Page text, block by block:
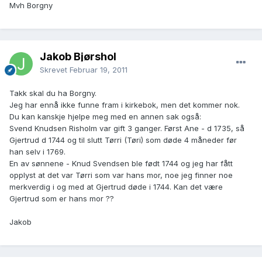
Mvh Borgny
Jakob Bjørshol
Skrevet Februar 19, 2011
Takk skal du ha Borgny.
Jeg har ennå ikke funne fram i kirkebok, men det kommer nok.
Du kan kanskje hjelpe meg med en annen sak også:
Svend Knudsen Risholm var gift 3 ganger. Først Ane - d 1735, så
Gjertrud d 1744 og til slutt Tørri (Tøri) som døde 4 måneder før
han selv i 1769.
En av sønnene - Knud Svendsen ble født 1744 og jeg har fått
opplyst at det var Tørri som var hans mor, noe jeg finner noe
merkverdig i og med at Gjertrud døde i 1744. Kan det være
Gjertrud som er hans mor ??
Jakob